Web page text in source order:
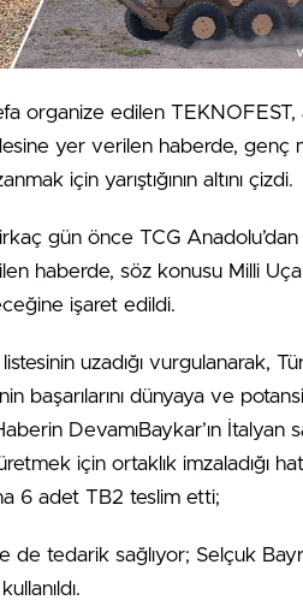
organize edilen
yer verilen haberde, genç
için yarıştığının altını çizdi.
gün önce TCG
haberde, söz konusu Milli
işaret edildi.
uzadığı vurgulanarak,
başarılarını dünyaya ve
DevamıBaykar’ın İtalyan
için ortaklık imzaladığı
6 adet TB2 teslim etti;
de tedarik sağlıyor; Selçuk